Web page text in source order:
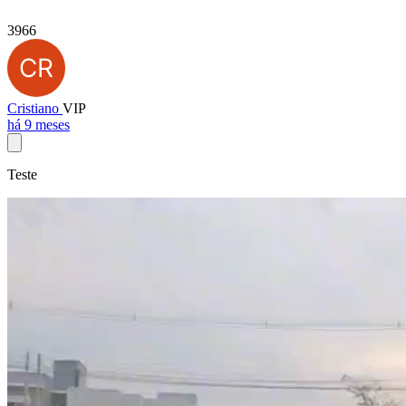
3966
Cristiano VIP
há 9 meses
Teste